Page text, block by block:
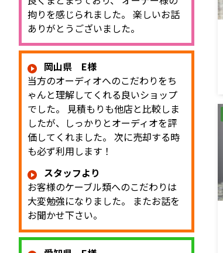
拘りを感じられました。 楽しいお話
ありがとうございました。
岡山県 E様
当方のオーディオへのこだわりをち
ゃんと理解してくれる良いショップ
でした。 見積もりも他店と比較しま
したが、しっかりとオーディオを評
価してくれました。 次に売却する時
も必ず利用します！
スタッフより
お客様のケーブル類へのこだわりは
大変勉強になりました。 またお話を
お聞かせ下さい。